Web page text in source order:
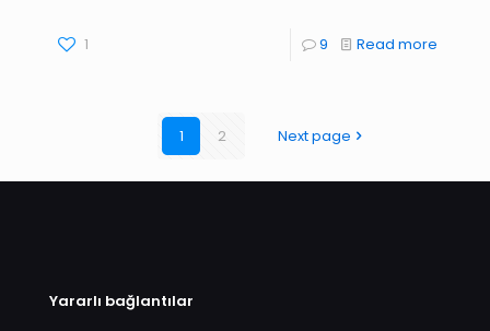
1 9 Read more
1 2 Next page
Yararlı bağlantılar